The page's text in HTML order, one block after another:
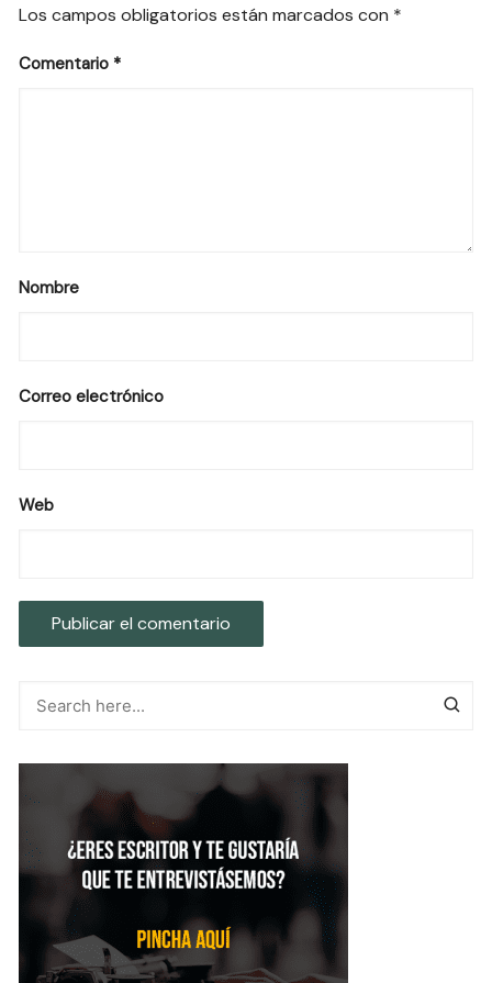
Los campos obligatorios están marcados con *
Comentario *
Nombre
Correo electrónico
Web